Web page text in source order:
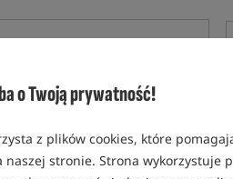
o Twoją prywatność!
z plików cookies, które
naszej stronie. Strona wykorzystuje